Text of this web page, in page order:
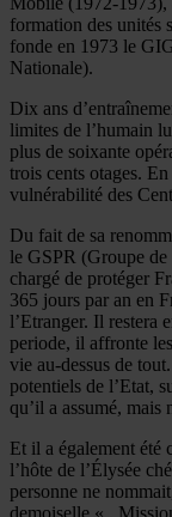
formation des unités
fonde en 1973 le
Nationale).
Dix ans
limites de l’humain
plus de soixante
trois cents otages.
vulnérabilité des
Du fait de sa
le GSPR (Groupe
chargé de protéger
365 jours par an en
l’Etranger. Il restera
periode, il affronte
vie au-dessus de
potentiels de l’Etat,
qu’il a assumé, mais
Et il a également été
l’hôte de l’Élysée
personne ne
demoiselle « .